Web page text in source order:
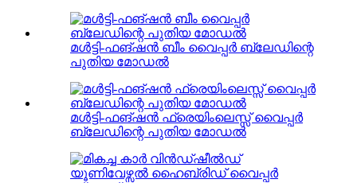
മൾട്ടി-ഫങ്ഷൻ ബീം വൈപ്പർ ബ്ലേഡിന്റെ
പുതിയ മോഡൽ
മൾട്ടി-ഫങ്ഷൻ ഫ്രെയിംലെസ്സ് വൈപ്പർ
ബ്ലേഡിന്റെ പുതിയ മോഡൽ